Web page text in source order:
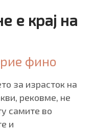
е крај на
фино
за израсток на
рековме, не
самите во
и